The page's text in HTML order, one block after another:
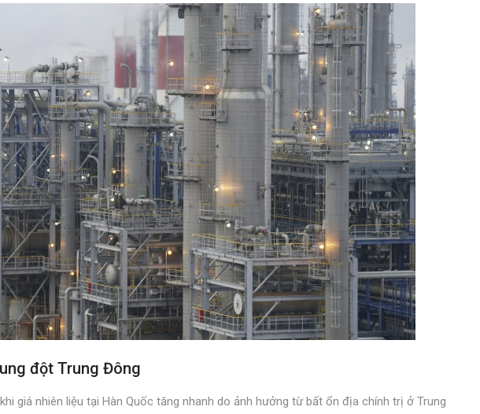
đột Trung Đông
giá nhiên liệu tại Hàn Quốc tăng nhanh do ảnh hưởng từ bất ổn địa chính trị ở Trung